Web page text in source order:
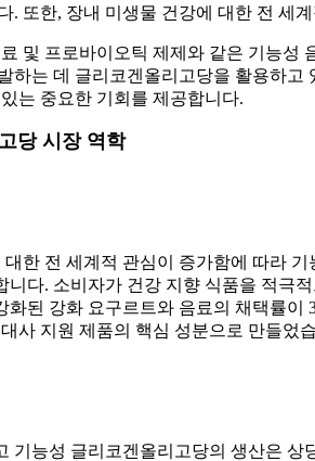
. 또한, 장내 미생물 건강에 대한 전 세
및 프로바이오틱 제제와 같은 기능
하는 데 글리코겐올리고당을 활용하고
는 중요한 기회를 제공합니다.
당 시장 역학
한 전 세계적 관심이 증가함에 따라
니다. 소비자가 건강 지향 식품을 적극
화된 강화 요구르트와 음료의 채택률
사 지원 제품의 핵심 성분으로 만들었
기능성 글리코겐올리고당의 생산은